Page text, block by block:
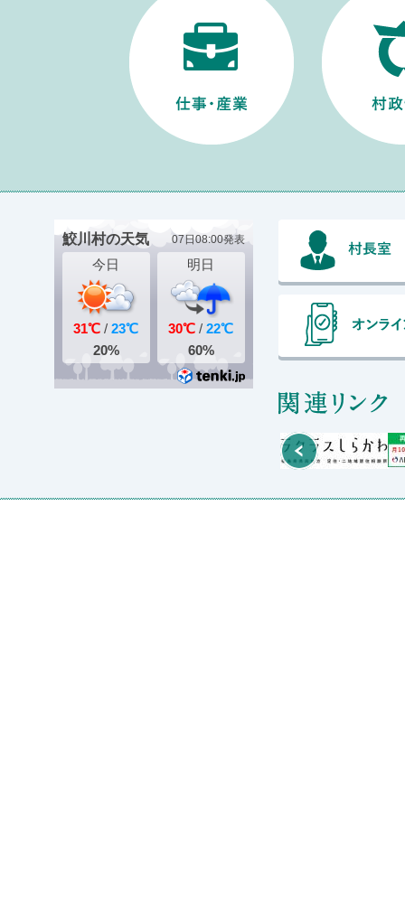
Prev